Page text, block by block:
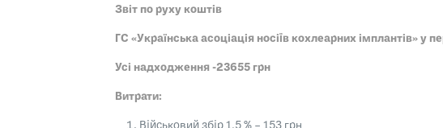
Звіт по руху коштів
ГС «Українська асоціація носіїв кохлеарних імплантів» у
Усі надходження -23655 грн
Витрати:
Військовий збір 1,5 % – 153 грн